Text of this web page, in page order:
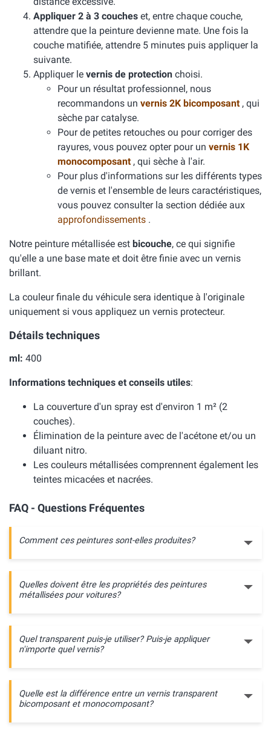
Appliquer 2 à 3 couches et, entre chaque couche,
attendre que la peinture devienne mate. Une fois la
couche matifiée, attendre 5 minutes puis appliquer la
suivante.
Appliquer le vernis de protection choisi.
Pour un résultat professionnel, nous
recommandons un vernis 2K bicomposant , qui
sèche par catalyse.
Pour de petites retouches ou pour corriger des
rayures, vous pouvez opter pour un vernis 1K
monocomposant , qui sèche à l'air.
Pour plus d'informations sur les différents types
de vernis et l'ensemble de leurs caractéristiques,
vous pouvez consulter la section dédiée aux
approfondissements .
Notre peinture métallisée est bicouche, ce qui signifie
qu'elle a une base mate et doit être finie avec un vernis
brillant.
La couleur finale du véhicule sera identique à l'originale
uniquement si vous appliquez un vernis protecteur.
Détails techniques
ml: 400
Informations techniques et conseils utiles:
La couverture d'un spray est d'environ 1 m² (2
couches).
Élimination de la peinture avec de l'acétone et/ou un
diluant nitro.
Les couleurs métallisées comprennent également les
teintes micacées et nacrées.
FAQ - Questions Fréquentes
Comment ces peintures sont-elles produites?
Quelles doivent être les propriétés des peintures
métallisées pour voitures?
Quel transparent puis-je utiliser? Puis-je appliquer
n'importe quel vernis?
Quelle est la différence entre un vernis transparent
bicomposant et monocomposant?